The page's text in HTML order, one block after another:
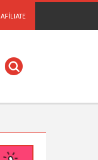
AFÍLIATE